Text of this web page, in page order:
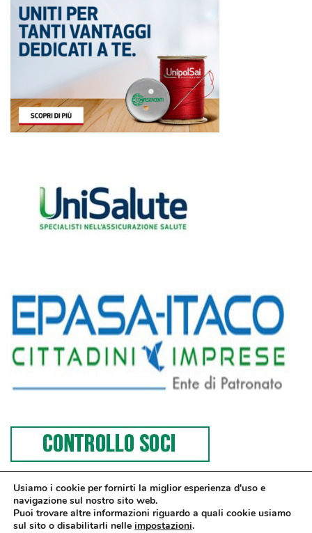
Usiamo i cookie per fornirti la miglior esperienza d'uso e
navigazione sul nostro sito web.
Puoi trovare altre informazioni riguardo a quali cookie usiamo
sul sito o disabilitarli nelle impostazioni.